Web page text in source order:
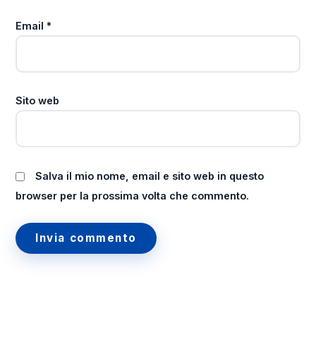
Email*
Sito web
Salva il mio nome, email e sito web in questo
browser per la prossima volta che commento.